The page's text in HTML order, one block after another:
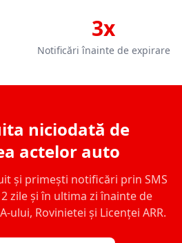
3x
Notificări înainte de expirare
niciodată de
actelor auto
și primești notificări prin SMS
zile și în ultima zi înainte de
ului, Rovinietei și Licenței ARR.